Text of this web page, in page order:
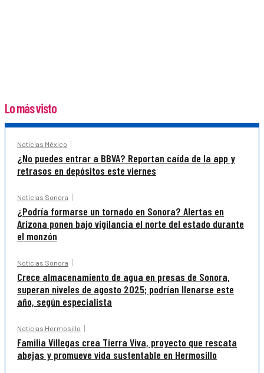
Lo más visto
Noticias México
¿No puedes entrar a BBVA? Reportan caída de la app y
retrasos en depósitos este viernes
Noticias Sonora
¿Podría formarse un tornado en Sonora? Alertas en
Arizona ponen bajo vigilancia el norte del estado durante
el monzón
Noticias Sonora
Crece almacenamiento de agua en presas de Sonora,
superan niveles de agosto 2025; podrían llenarse este
año, según especialista
Noticias Hermosillo
Familia Villegas crea Tierra Viva, proyecto que rescata
abejas y promueve vida sustentable en Hermosillo